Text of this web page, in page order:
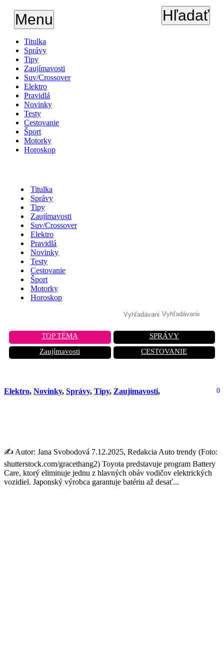
Menu Hľadať
Titulka
Správy
Tipy
Zaujímavosti
Suv/Crossover
Elektro
Pravidlá
Novinky
Testy
Cestovanie
Šport
Motorky
Horoskop
Titulka
Správy
Tipy
Zaujímavosti
Suv/Crossover
Elektro
Pravidlá
Novinky
Testy
Cestovanie
Šport
Motorky
Horoskop
TOP TÉMA
SPRÁVY
Zaujímavosti
CESTOVANIE
Elektro, Novinky, Správy, Tipy, Zaujímavosti, 0
✍️ Autor: Jana Svobodová 7.12.2025, Redakcia Auto trendy (Foto:
shutterstock.com/gracethang2) Toyota predstavuje program Battery
Care, ktorý eliminuje jednu z hlavných obáv vodičov elektrických
vozidiel. Japonský výrobca garantuje batériu až desať...